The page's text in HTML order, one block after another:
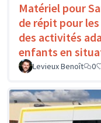
Matériel pour
de répit pour
des activités
enfants en
Levieux Benoît 0